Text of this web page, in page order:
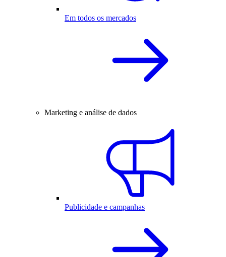
Em todos os mercados
Marketing e análise de dados
Publicidade e campanhas